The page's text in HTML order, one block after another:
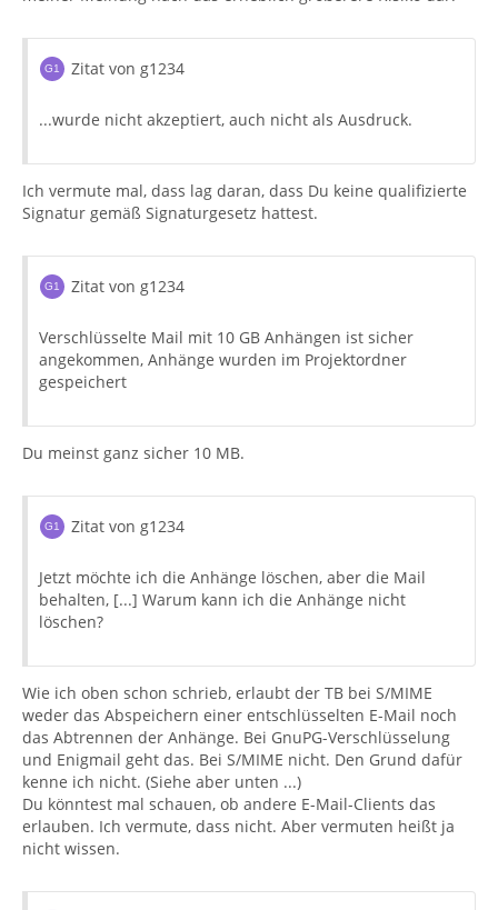
Zitat von g1234
...wurde nicht akzeptiert, auch nicht als Ausdruck.
Ich vermute mal, dass lag daran, dass Du keine qualifizierte
Signatur gemäß Signaturgesetz hattest.
Zitat von g1234
Verschlüsselte Mail mit 10 GB Anhängen ist sicher
angekommen, Anhänge wurden im Projektordner
gespeichert
Du meinst ganz sicher 10 MB.
Zitat von g1234
Jetzt möchte ich die Anhänge löschen, aber die Mail
behalten, [...] Warum kann ich die Anhänge nicht
löschen?
Wie ich oben schon schrieb, erlaubt der TB bei S/MIME
weder das Abspeichern einer entschlüsselten E-Mail noch
das Abtrennen der Anhänge. Bei GnuPG-Verschlüsselung
und Enigmail geht das. Bei S/MIME nicht. Den Grund dafür
kenne ich nicht. (Siehe aber unten ...)
Du könntest mal schauen, ob andere E-Mail-Clients das
erlauben. Ich vermute, dass nicht. Aber vermuten heißt ja
nicht wissen.